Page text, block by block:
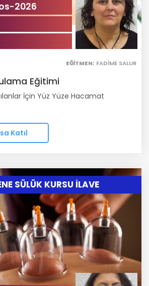
2026
EĞITMEN: FADİME SALUR
Eğitimi
İçin Yüz Yüze Hacamat
Katıl
SÜLÜK KURSU İLAVE